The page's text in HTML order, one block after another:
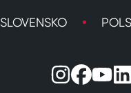
SLOVENSKO